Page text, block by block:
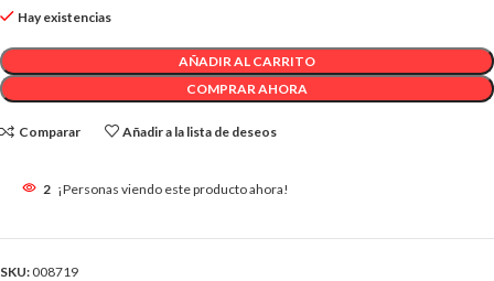
Hay existencias
AÑADIR AL CARRITO
COMPRAR AHORA
Comparar Añadir a la lista de deseos
2 ¡Personas viendo este producto ahora!
SKU: 008719